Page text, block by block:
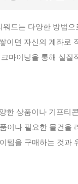
드는 다양한 방법
이면 자신의 계좌로
마이닝을 통해 실
한 상품이나 기프티
이나 필요한 물건을
템을 구매하는 것과